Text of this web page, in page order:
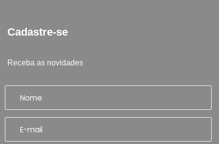
Cadastre-se
Receba as novidades